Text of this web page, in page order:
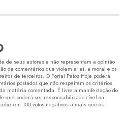
de seus autores e não representam a opinião
de comentários que violem a lei, a moral e os
de terceiros. O Portal Patos Hoje poderá
postados que não respeitem os critérios
matéria comentada. É livre a manifestação do
que poderá ser responsabilizado cível ou
100 votos negativos a mais que os